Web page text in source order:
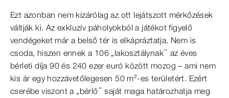
Ezt azonban nem kizárólag az ott lejátszott mérkőzések
váltják ki. Az exkluzív páholyokból a játékot figyelő
vendégeket már a belső tér is elkápráztatja. Nem is
csoda, hiszen ennek a 106 „lakosztálynak” az éves
bérleti díja 90 és 240 ezer euró között mozog – ami nem
kis ár egy hozzávetőlegesen 50 m²-es területért. Ezért
cserébe viszont a „bérlő” saját maga határozhatja meg